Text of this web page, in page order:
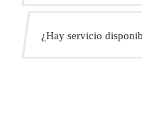
sin coste adicional.
recogida.
¿Hay servicio